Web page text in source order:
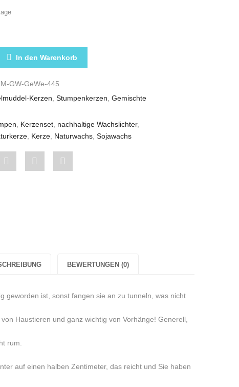
„KUDDELMUDDEL“ IN GELB/WEISS MENGE
In den Warenkorb
GW-GeWe-445
Kerzen, Stumpenkerzen, Gemischte
, Kerzenset, nachhaltige Wachslichter,
, Kerze, Naturwachs, Sojawachs
Share
on
Google
Pin
on
Pinterest
Share
on
LinkedIn
BEWERTUNGEN (0)
geworden ist, sonst fangen sie an zu tunneln, was nicht
Haustieren und ganz wichtig von Vorhänge! Generell,
rum.
auf einen halben Zentimeter, das reicht und Sie haben